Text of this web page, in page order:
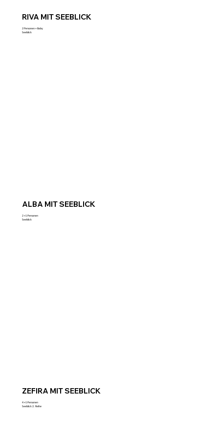
RIVA MIT SEEBLICK
2 Personen + Baby
Seeblick
ALBA MIT SEEBLICK
2 +1 Personen
Seeblick
ZEFIRA MIT SEEBLICK
4 +1 Personen
Seeblick 2. Reihe